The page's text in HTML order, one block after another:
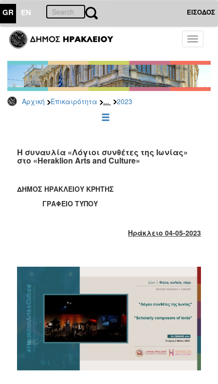
GR EN ΕΙΣΟΔΟΣ
Toggle
Αρχική Επικαιρότητα ... 2023
ΕΠΙΚΑΙΡΟΤΗΤΑ
Τύπου
Αρχείο
2026
2025
2022
2021
2019
2018
2013
2011
2006
H συναυλία «Λόγιοι συνθέτες της Ιωνίας»
στο «Heraklion Arts and Culture»
ΔΗΜΟΣ ΗΡΑΚΛΕΙΟΥ ΚΡΗΤΗΣ
ΓΡΑΦΕΙΟ ΤΥΠΟΥ
Ηράκλειο 04-05-2023